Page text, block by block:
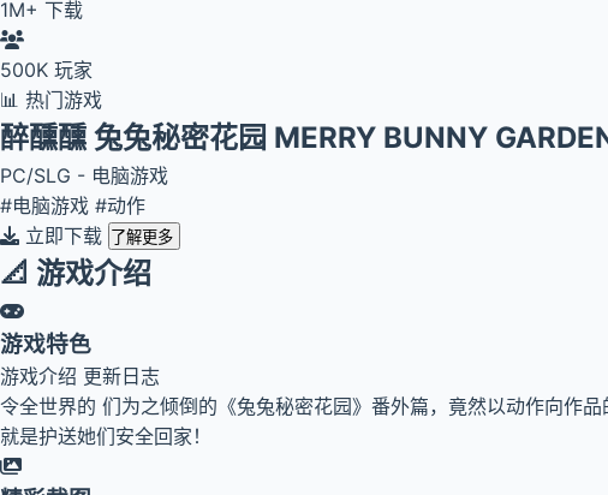
1M+ 下载
500K 玩家
📊 热门游戏
醉醺醺 兔兔秘密花园 MERRY BUNNY
PC/SLG - 电脑游戏
#电脑游戏 #动作
立即下载
了解更多
📐 游戏介绍
游戏特色
游戏介绍 更新日志
令全世界的 们为之倾倒的《兔兔秘密花园》番外篇，竟然以动作向作
就是护送她们安全回家！